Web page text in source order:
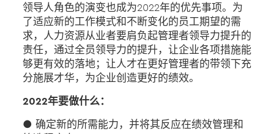
领导人角色的演变也成为2022年的优先事项。为
了适应新的工作模式和不断变化的员工期望的需
求，人力资源从业者要肩负起管理者领导力提升的
责任，通过全员领导力的提升，让企业各项措施能
够更有效的落地；让人才在更好管理者的带领下充
分施展才华，为企业创造更好的绩效。
2022年要做什么：
● 确定新的所需能力，并将其反应在绩效管理和